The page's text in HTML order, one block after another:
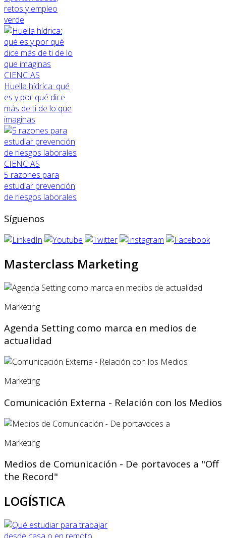
retos y empleo
verde
CIENCIAS
Huella hídrica: qué
es y por qué dice
más de ti de lo que
imaginas
CIENCIAS
5 razones para
estudiar prevención
de riesgos laborales
Síguenos
Masterclass Marketing
Marketing
Agenda Setting como marca en medios de
actualidad
Marketing
Comunicación Externa - Relación con los Medios
Marketing
Medios de Comunicación - De portavoces a "Off
the Record"
LOGÍSTICA